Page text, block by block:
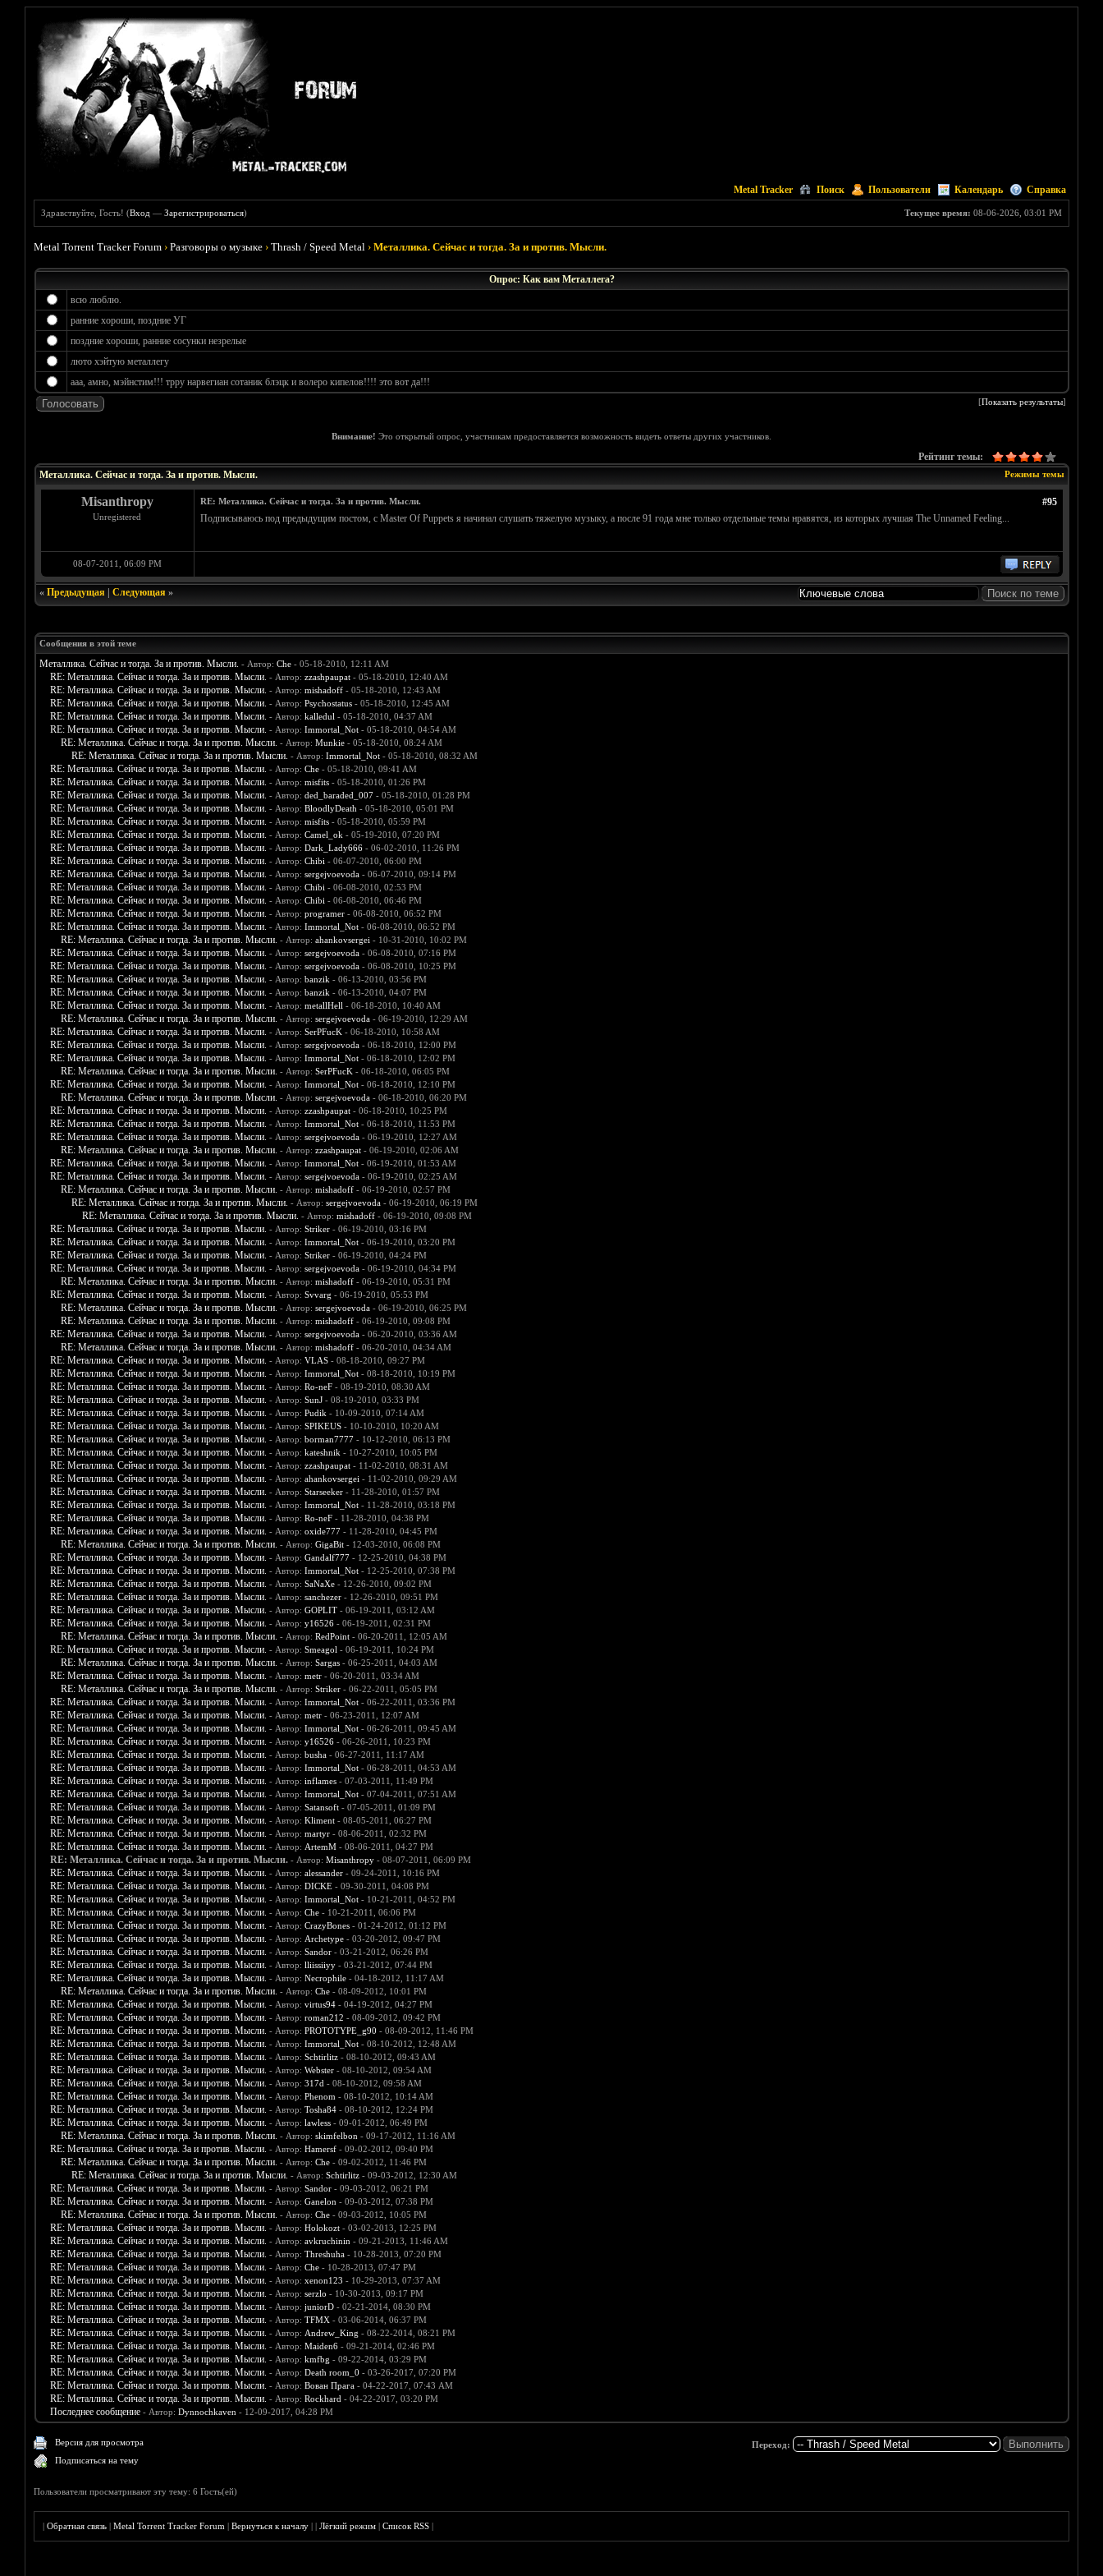
Metal Tracker Поиск Пользователи Календарь Справка
Текущее время: 08-06-2026, 03:01 PM
Здравствуйте, Гость! (Вход —Зарегистрироваться)
Metal Torrent Tracker Forum ›Разговоры о музыке ›Thrash / Speed Metal ›Металлика. Сейчас и тогда. За и против. Мысли.
Опрос: Как вам Металлега?
всю люблю.
ранние хороши, поздние УГ
поздние хороши, ранние сосунки незрелые
люто хэйтую металлегу
ааа, амно, мэйнстим!!! трру нарвегиан сотаник блэцк и волеро кипелов!!!! это вот да!!!
[Показать результаты]
Внимание! Это открытый опрос, участникам предоставляется возможность видеть ответы других участников.
Рейтинг темы:
Режимы темы
Металлика. Сейчас и тогда. За и против. Мысли.
Misanthropy
Unregistered
#95
RE: Металлика. Сейчас и тогда. За и против. Мысли.
Подписываюсь под предыдущим постом, с Master Of Puppets я начинал слушать тяжелую музыку, а после 91 года мне только отдельные темы нравятся, из которых лучшая The Unnamed Feeling...
08-07-2011, 06:09 PM
« Предыдущая| Следующая»
Сообщения в этой теме
Металлика. Сейчас и тогда. За и против. Мысли. - Автор: Che- 05-18-2010, 12:11 AM
RE: Металлика. Сейчас и тогда. За и против. Мысли. - Автор: zzashpaupat- 05-18-2010, 12:40 AM
RE: Металлика. Сейчас и тогда. За и против. Мысли. - Автор: mishadoff- 05-18-2010, 12:43 AM
RE: Металлика. Сейчас и тогда. За и против. Мысли. - Автор: Psychostatus- 05-18-2010, 12:45 AM
RE: Металлика. Сейчас и тогда. За и против. Мысли. - Автор: kalledul - 05-18-2010, 04:37 AM
RE: Металлика. Сейчас и тогда. За и против. Мысли. - Автор: Immortal_Not- 05-18-2010, 04:54 AM
RE: Металлика. Сейчас и тогда. За и против. Мысли. - Автор: Munkie- 05-18-2010, 08:24 AM
RE: Металлика. Сейчас и тогда. За и против. Мысли. - Автор: Immortal_Not- 05-18-2010, 08:32 AM
RE: Металлика. Сейчас и тогда. За и против. Мысли. - Автор: Che- 05-18-2010, 09:41 AM
RE: Металлика. Сейчас и тогда. За и против. Мысли. - Автор: misfits- 05-18-2010, 01:26 PM
RE: Металлика. Сейчас и тогда. За и против. Мысли. - Автор: ded_baraded_007- 05-18-2010, 01:28 PM
RE: Металлика. Сейчас и тогда. За и против. Мысли. - Автор: BloodlyDeath - 05-18-2010, 05:01 PM
RE: Металлика. Сейчас и тогда. За и против. Мысли. - Автор: misfits- 05-18-2010, 05:59 PM
RE: Металлика. Сейчас и тогда. За и против. Мысли. - Автор: Camel_ok - 05-19-2010, 07:20 PM
RE: Металлика. Сейчас и тогда. За и против. Мысли. - Автор: Dark_Lady666- 06-02-2010, 11:26 PM
RE: Металлика. Сейчас и тогда. За и против. Мысли. - Автор: Chibi - 06-07-2010, 06:00 PM
RE: Металлика. Сейчас и тогда. За и против. Мысли. - Автор: sergejvoevoda- 06-07-2010, 09:14 PM
RE: Металлика. Сейчас и тогда. За и против. Мысли. - Автор: Chibi - 06-08-2010, 02:53 PM
RE: Металлика. Сейчас и тогда. За и против. Мысли. - Автор: Chibi - 06-08-2010, 06:46 PM
RE: Металлика. Сейчас и тогда. За и против. Мысли. - Автор: programer- 06-08-2010, 06:52 PM
RE: Металлика. Сейчас и тогда. За и против. Мысли. - Автор: Immortal_Not- 06-08-2010, 06:52 PM
RE: Металлика. Сейчас и тогда. За и против. Мысли. - Автор: ahankovsergei - 10-31-2010, 10:02 PM
RE: Металлика. Сейчас и тогда. За и против. Мысли. - Автор: sergejvoevoda- 06-08-2010, 07:16 PM
RE: Металлика. Сейчас и тогда. За и против. Мысли. - Автор: sergejvoevoda- 06-08-2010, 10:25 PM
RE: Металлика. Сейчас и тогда. За и против. Мысли. - Автор: banzik - 06-13-2010, 03:56 PM
RE: Металлика. Сейчас и тогда. За и против. Мысли. - Автор: banzik - 06-13-2010, 04:07 PM
RE: Металлика. Сейчас и тогда. За и против. Мысли. - Автор: metallHell - 06-18-2010, 10:40 AM
RE: Металлика. Сейчас и тогда. За и против. Мысли. - Автор: sergejvoevoda- 06-19-2010, 12:29 AM
RE: Металлика. Сейчас и тогда. За и против. Мысли. - Автор: SerPFucK- 06-18-2010, 10:58 AM
RE: Металлика. Сейчас и тогда. За и против. Мысли. - Автор: sergejvoevoda- 06-18-2010, 12:00 PM
RE: Металлика. Сейчас и тогда. За и против. Мысли. - Автор: Immortal_Not- 06-18-2010, 12:02 PM
RE: Металлика. Сейчас и тогда. За и против. Мысли. - Автор: SerPFucK- 06-18-2010, 06:05 PM
RE: Металлика. Сейчас и тогда. За и против. Мысли. - Автор: Immortal_Not- 06-18-2010, 12:10 PM
RE: Металлика. Сейчас и тогда. За и против. Мысли. - Автор: sergejvoevoda- 06-18-2010, 06:20 PM
RE: Металлика. Сейчас и тогда. За и против. Мысли. - Автор: zzashpaupat- 06-18-2010, 10:25 PM
RE: Металлика. Сейчас и тогда. За и против. Мысли. - Автор: Immortal_Not- 06-18-2010, 11:53 PM
RE: Металлика. Сейчас и тогда. За и против. Мысли. - Автор: sergejvoevoda- 06-19-2010, 12:27 AM
RE: Металлика. Сейчас и тогда. За и против. Мысли. - Автор: zzashpaupat- 06-19-2010, 02:06 AM
RE: Металлика. Сейчас и тогда. За и против. Мысли. - Автор: Immortal_Not- 06-19-2010, 01:53 AM
RE: Металлика. Сейчас и тогда. За и против. Мысли. - Автор: sergejvoevoda- 06-19-2010, 02:25 AM
RE: Металлика. Сейчас и тогда. За и против. Мысли. - Автор: mishadoff- 06-19-2010, 02:57 PM
RE: Металлика. Сейчас и тогда. За и против. Мысли. - Автор: sergejvoevoda- 06-19-2010, 06:19 PM
RE: Металлика. Сейчас и тогда. За и против. Мысли. - Автор: mishadoff- 06-19-2010, 09:08 PM
RE: Металлика. Сейчас и тогда. За и против. Мысли. - Автор: Striker- 06-19-2010, 03:16 PM
RE: Металлика. Сейчас и тогда. За и против. Мысли. - Автор: Immortal_Not- 06-19-2010, 03:20 PM
RE: Металлика. Сейчас и тогда. За и против. Мысли. - Автор: Striker- 06-19-2010, 04:24 PM
RE: Металлика. Сейчас и тогда. За и против. Мысли. - Автор: sergejvoevoda- 06-19-2010, 04:34 PM
RE: Металлика. Сейчас и тогда. За и против. Мысли. - Автор: mishadoff- 06-19-2010, 05:31 PM
RE: Металлика. Сейчас и тогда. За и против. Мысли. - Автор: Svvarg - 06-19-2010, 05:53 PM
RE: Металлика. Сейчас и тогда. За и против. Мысли. - Автор: sergejvoevoda- 06-19-2010, 06:25 PM
RE: Металлика. Сейчас и тогда. За и против. Мысли. - Автор: mishadoff- 06-19-2010, 09:08 PM
RE: Металлика. Сейчас и тогда. За и против. Мысли. - Автор: sergejvoevoda- 06-20-2010, 03:36 AM
RE: Металлика. Сейчас и тогда. За и против. Мысли. - Автор: mishadoff- 06-20-2010, 04:34 AM
RE: Металлика. Сейчас и тогда. За и против. Мысли. - Автор: VLAS- 08-18-2010, 09:27 PM
RE: Металлика. Сейчас и тогда. За и против. Мысли. - Автор: Immortal_Not- 08-18-2010, 10:19 PM
RE: Металлика. Сейчас и тогда. За и против. Мысли. - Автор: Ro-neF- 08-19-2010, 08:30 AM
RE: Металлика. Сейчас и тогда. За и против. Мысли. - Автор: SunJ- 08-19-2010, 03:33 PM
RE: Металлика. Сейчас и тогда. За и против. Мысли. - Автор: Pudik - 10-09-2010, 07:14 AM
RE: Металлика. Сейчас и тогда. За и против. Мысли. - Автор: SPIKEUS- 10-10-2010, 10:20 AM
RE: Металлика. Сейчас и тогда. За и против. Мысли. - Автор: borman7777- 10-12-2010, 06:13 PM
RE: Металлика. Сейчас и тогда. За и против. Мысли. - Автор: kateshnik - 10-27-2010, 10:05 PM
RE: Металлика. Сейчас и тогда. За и против. Мысли. - Автор: zzashpaupat- 11-02-2010, 08:31 AM
RE: Металлика. Сейчас и тогда. За и против. Мысли. - Автор: ahankovsergei - 11-02-2010, 09:29 AM
RE: Металлика. Сейчас и тогда. За и против. Мысли. - Автор: Starseeker- 11-28-2010, 01:57 PM
RE: Металлика. Сейчас и тогда. За и против. Мысли. - Автор: Immortal_Not- 11-28-2010, 03:18 PM
RE: Металлика. Сейчас и тогда. За и против. Мысли. - Автор: Ro-neF- 11-28-2010, 04:38 PM
RE: Металлика. Сейчас и тогда. За и против. Мысли. - Автор: oxide777- 11-28-2010, 04:45 PM
RE: Металлика. Сейчас и тогда. За и против. Мысли. - Автор: GigaBit- 12-03-2010, 06:08 PM
RE: Металлика. Сейчас и тогда. За и против. Мысли. - Автор: Gandalf777- 12-25-2010, 04:38 PM
RE: Металлика. Сейчас и тогда. За и против. Мысли. - Автор: Immortal_Not- 12-25-2010, 07:38 PM
RE: Металлика. Сейчас и тогда. За и против. Мысли. - Автор: SaNaXe- 12-26-2010, 09:02 PM
RE: Металлика. Сейчас и тогда. За и против. Мысли. - Автор: sanchezer- 12-26-2010, 09:51 PM
RE: Металлика. Сейчас и тогда. За и против. Мысли. - Автор: GOPLIT- 06-19-2011, 03:12 AM
RE: Металлика. Сейчас и тогда. За и против. Мысли. - Автор: y16526- 06-19-2011, 02:31 PM
RE: Металлика. Сейчас и тогда. За и против. Мысли. - Автор: RedPoint- 06-20-2011, 12:05 AM
RE: Металлика. Сейчас и тогда. За и против. Мысли. - Автор: Smeagol - 06-19-2011, 10:24 PM
RE: Металлика. Сейчас и тогда. За и против. Мысли. - Автор: Sargas- 06-25-2011, 04:03 AM
RE: Металлика. Сейчас и тогда. За и против. Мысли. - Автор: metr- 06-20-2011, 03:34 AM
RE: Металлика. Сейчас и тогда. За и против. Мысли. - Автор: Striker- 06-22-2011, 05:05 PM
RE: Металлика. Сейчас и тогда. За и против. Мысли. - Автор: Immortal_Not- 06-22-2011, 03:36 PM
RE: Металлика. Сейчас и тогда. За и против. Мысли. - Автор: metr- 06-23-2011, 12:07 AM
RE: Металлика. Сейчас и тогда. За и против. Мысли. - Автор: Immortal_Not- 06-26-2011, 09:45 AM
RE: Металлика. Сейчас и тогда. За и против. Мысли. - Автор: y16526- 06-26-2011, 10:23 PM
RE: Металлика. Сейчас и тогда. За и против. Мысли. - Автор: busha- 06-27-2011, 11:17 AM
RE: Металлика. Сейчас и тогда. За и против. Мысли. - Автор: Immortal_Not- 06-28-2011, 04:53 AM
RE: Металлика. Сейчас и тогда. За и против. Мысли. - Автор: inflames- 07-03-2011, 11:49 PM
RE: Металлика. Сейчас и тогда. За и против. Мысли. - Автор: Immortal_Not- 07-04-2011, 07:51 AM
RE: Металлика. Сейчас и тогда. За и против. Мысли. - Автор: Satansoft- 07-05-2011, 01:09 PM
RE: Металлика. Сейчас и тогда. За и против. Мысли. - Автор: Kliment- 08-05-2011, 06:27 PM
RE: Металлика. Сейчас и тогда. За и против. Мысли. - Автор: martyr- 08-06-2011, 02:32 PM
RE: Металлика. Сейчас и тогда. За и против. Мысли. - Автор: ArtemM- 08-06-2011, 04:27 PM
RE: Металлика. Сейчас и тогда. За и против. Мысли. - Автор: Misanthropy- 08-07-2011, 06:09 PM
RE: Металлика. Сейчас и тогда. За и против. Мысли. - Автор: alessander- 09-24-2011, 10:16 PM
RE: Металлика. Сейчас и тогда. За и против. Мысли. - Автор: DICKE- 09-30-2011, 04:08 PM
RE: Металлика. Сейчас и тогда. За и против. Мысли. - Автор: Immortal_Not- 10-21-2011, 04:52 PM
RE: Металлика. Сейчас и тогда. За и против. Мысли. - Автор: Che- 10-21-2011, 06:06 PM
RE: Металлика. Сейчас и тогда. За и против. Мысли. - Автор: CrazyBones- 01-24-2012, 01:12 PM
RE: Металлика. Сейчас и тогда. За и против. Мысли. - Автор: Archetype- 03-20-2012, 09:47 PM
RE: Металлика. Сейчас и тогда. За и против. Мысли. - Автор: Sandor- 03-21-2012, 06:26 PM
RE: Металлика. Сейчас и тогда. За и против. Мысли. - Автор: lliissiiyy- 03-21-2012, 07:44 PM
RE: Металлика. Сейчас и тогда. За и против. Мысли. - Автор: Necrophile- 04-18-2012, 11:17 AM
RE: Металлика. Сейчас и тогда. За и против. Мысли. - Автор: Che- 08-09-2012, 10:01 PM
RE: Металлика. Сейчас и тогда. За и против. Мысли. - Автор: virtus94- 04-19-2012, 04:27 PM
RE: Металлика. Сейчас и тогда. За и против. Мысли. - Автор: roman212 - 08-09-2012, 09:42 PM
RE: Металлика. Сейчас и тогда. За и против. Мысли. - Автор: PROTOTYPE_g90 - 08-09-2012, 11:46 PM
RE: Металлика. Сейчас и тогда. За и против. Мысли. - Автор: Immortal_Not- 08-10-2012, 12:48 AM
RE: Металлика. Сейчас и тогда. За и против. Мысли. - Автор: Schtirlitz- 08-10-2012, 09:43 AM
RE: Металлика. Сейчас и тогда. За и против. Мысли. - Автор: Webster- 08-10-2012, 09:54 AM
RE: Металлика. Сейчас и тогда. За и против. Мысли. - Автор: 317d - 08-10-2012, 09:58 AM
RE: Металлика. Сейчас и тогда. За и против. Мысли. - Автор: Phenom - 08-10-2012, 10:14 AM
RE: Металлика. Сейчас и тогда. За и против. Мысли. - Автор: Tosha84- 08-10-2012, 12:24 PM
RE: Металлика. Сейчас и тогда. За и против. Мысли. - Автор: lawless- 09-01-2012, 06:49 PM
RE: Металлика. Сейчас и тогда. За и против. Мысли. - Автор: skimfelbon - 09-17-2012, 11:16 AM
RE: Металлика. Сейчас и тогда. За и против. Мысли. - Автор: Hamersf- 09-02-2012, 09:40 PM
RE: Металлика. Сейчас и тогда. За и против. Мысли. - Автор: Che- 09-02-2012, 11:46 PM
RE: Металлика. Сейчас и тогда. За и против. Мысли. - Автор: Schtirlitz- 09-03-2012, 12:30 AM
RE: Металлика. Сейчас и тогда. За и против. Мысли. - Автор: Sandor- 09-03-2012, 06:21 PM
RE: Металлика. Сейчас и тогда. За и против. Мысли. - Автор: Ganelon - 09-03-2012, 07:38 PM
RE: Металлика. Сейчас и тогда. За и против. Мысли. - Автор: Che- 09-03-2012, 10:05 PM
RE: Металлика. Сейчас и тогда. За и против. Мысли. - Автор: Holokozt- 03-02-2013, 12:25 PM
RE: Металлика. Сейчас и тогда. За и против. Мысли. - Автор: avkruchinin - 09-21-2013, 11:46 AM
RE: Металлика. Сейчас и тогда. За и против. Мысли. - Автор: Threshuha- 10-28-2013, 07:20 PM
RE: Металлика. Сейчас и тогда. За и против. Мысли. - Автор: Che- 10-28-2013, 07:47 PM
RE: Металлика. Сейчас и тогда. За и против. Мысли. - Автор: xenon123 - 10-29-2013, 07:37 AM
RE: Металлика. Сейчас и тогда. За и против. Мысли. - Автор: serzlo - 10-30-2013, 09:17 PM
RE: Металлика. Сейчас и тогда. За и против. Мысли. - Автор: juniorD- 02-21-2014, 08:30 PM
RE: Металлика. Сейчас и тогда. За и против. Мысли. - Автор: TFMX- 03-06-2014, 06:37 PM
RE: Металлика. Сейчас и тогда. За и против. Мысли. - Автор: Andrew_King - 08-22-2014, 08:21 PM
RE: Металлика. Сейчас и тогда. За и против. Мысли. - Автор: Maiden6- 09-21-2014, 02:46 PM
RE: Металлика. Сейчас и тогда. За и против. Мысли. - Автор: kmfbg - 09-22-2014, 03:29 PM
RE: Металлика. Сейчас и тогда. За и против. Мысли. - Автор: Death room_0 - 03-26-2017, 07:20 PM
RE: Металлика. Сейчас и тогда. За и против. Мысли. - Автор: Вован Прага- 04-22-2017, 07:43 AM
RE: Металлика. Сейчас и тогда. За и против. Мысли. - Автор: Rockhard - 04-22-2017, 03:20 PM
Последнее сообщение - Автор: Dynnochkaven - 12-09-2017, 04:28 PM
Версия для просмотра
Подписаться на тему
Переход:
Пользователи просматривают эту тему: 6 Гость(ей)
|Обратная связь |Metal Torrent Tracker Forum |Вернуться к началу ||Лёгкий режим |Список RSS |